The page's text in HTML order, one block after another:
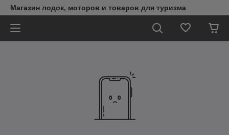
Магазин лодок, моторов и товаров для туризма